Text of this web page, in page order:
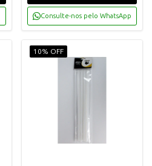
Consulte-nos pelo WhatsApp
10% OFF